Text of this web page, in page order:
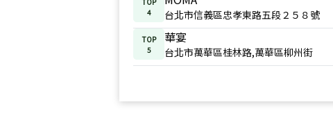
4
台北市信義區忠孝東路五段２５８號
TOP
5
華宴
台北市萬華區桂林路,萬華區柳州街